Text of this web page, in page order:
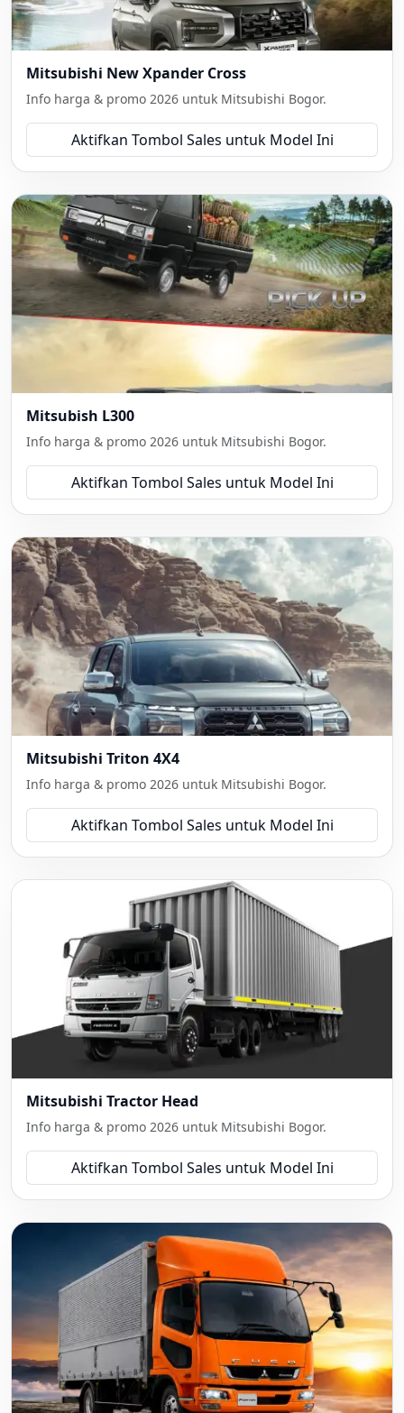
Mitsubishi New Xpander Cross
Info harga & promo 2026 untuk Mitsubishi Bogor.
Aktifkan Tombol Sales untuk Model Ini
Mitsubish L300
Info harga & promo 2026 untuk Mitsubishi Bogor.
Aktifkan Tombol Sales untuk Model Ini
Mitsubishi Triton 4X4
Info harga & promo 2026 untuk Mitsubishi Bogor.
Aktifkan Tombol Sales untuk Model Ini
Mitsubishi Tractor Head
Info harga & promo 2026 untuk Mitsubishi Bogor.
Aktifkan Tombol Sales untuk Model Ini